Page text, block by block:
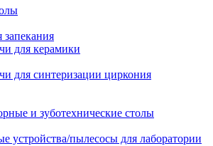
запекания
для керамики
для синтеризации циркония
и зуботехнические столы
устройства/пылесосы для лаборатории